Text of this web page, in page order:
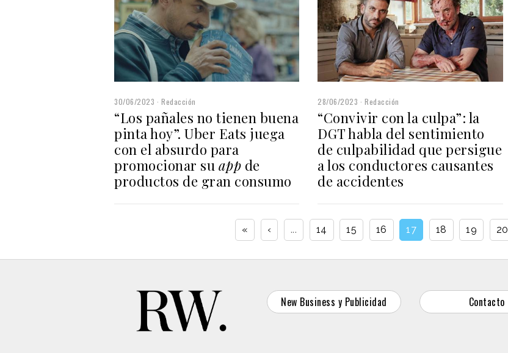
30/06/2023 Redacción
“Los pañales no tienen buena
pinta hoy”. Uber Eats juega
con el absurdo para
promocionar su app de
productos de gran consumo
28/06/2023 Redacción
“Convivir con la culpa”: la
DGT habla del sentimiento
de culpabilidad que persigue
a los conductores causantes
de accidentes
« ‹ ... 14 15 16 17 18 19 20
New Business y Publicidad Contacto